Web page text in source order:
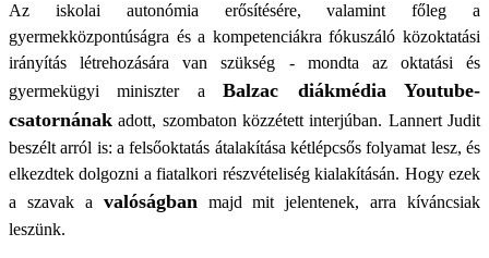
Az iskolai autonómia erősítésére, valamint főleg a
gyermekközpontúságra és a kompetenciákra fókuszáló közoktatási
irányítás létrehozására van szükség - mondta az oktatási és
gyermekügyi miniszter aBalzac diákmédia Youtube-
csatornának adott, szombaton közzétett interjúban. Lannert Judit
beszélt arról is: a felsőoktatás átalakítása kétlépcsős folyamat lesz, és
elkezdtek dolgozni a fiatalkori részvételiség kialakításán. Hogy ezek
a szavak a valóságban majd mit jelentenek, arra kíváncsiak
leszünk.